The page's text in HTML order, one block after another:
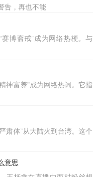
爱真是抱歉
告，再也不能
博斋戒”成为网络热梗。与
富养”成为网络热词。它指
体”从大陆火到台湾。这个
意思